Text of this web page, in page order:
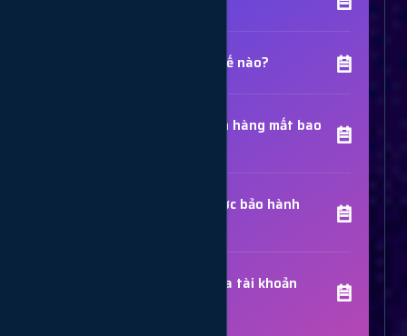
Chất lượng dịch vụ như thế nào?
Thời gian hoàn thành đơn hàng mất bao
Các dịch vụ đã mua có được bảo hành
Sử dụng dịch vụ có bị khóa tài khoản